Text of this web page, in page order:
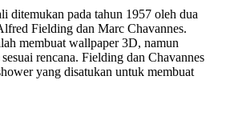
ditemukan pada tahun 1957 oleh dua
Fielding dan Marc Chavannes.
membuat wallpaper 3D, namun
rencana. Fielding dan Chavannes
yang disatukan untuk membuat